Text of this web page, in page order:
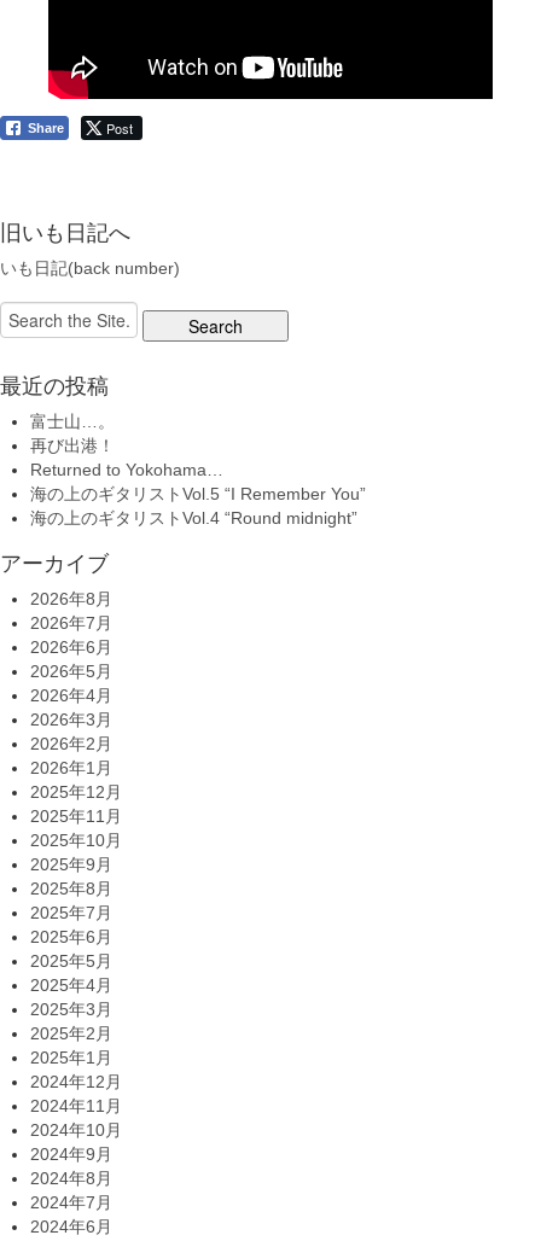
Share Post
旧いも日記へ
いも日記(back number)
Search
for:
最近の投稿
富士山…。
再び出港！
Returned to Yokohama…
海の上のギタリストVol.5 “I Remember You”
海の上のギタリストVol.4 “Round midnight”
アーカイブ
2026年8月
2026年7月
2026年6月
2026年5月
2026年4月
2026年3月
2026年2月
2026年1月
2025年12月
2025年11月
2025年10月
2025年9月
2025年8月
2025年7月
2025年6月
2025年5月
2025年4月
2025年3月
2025年2月
2025年1月
2024年12月
2024年11月
2024年10月
2024年9月
2024年8月
2024年7月
2024年6月